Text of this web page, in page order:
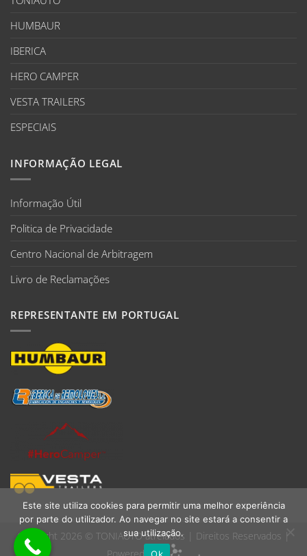
HUMBAUR
IBERICA
HERO CAMPER
VESTA TRAILERS
ESPECIAIS
INFORMAÇÃO LEGAL
Informação Útil
Politica de Privacidade
Centro Nacional de Arbitragem
Livro de Reclamações
REPRESENTANTE EM PORTUGAL
Copyright 2026 © TONIAUTO atrelados | Direitos Reservados |
Este site utiliza cookies para permitir uma melhor experiência
por parte do utilizador. Ao navegar no site estará a consentir a
sua utilização.